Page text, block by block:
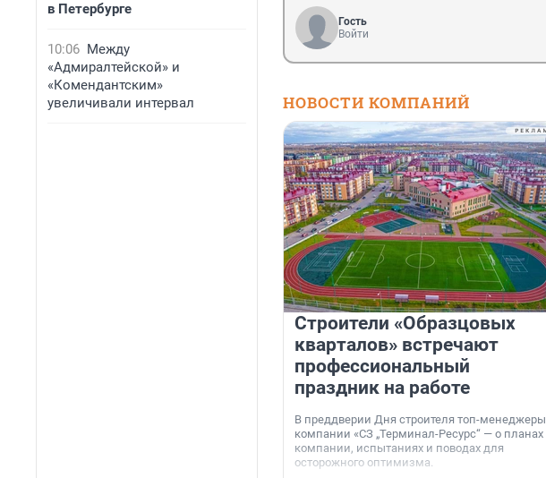
в Петербурге
10:06 Между
«Адмиралтейской» и
«Комендантским»
увеличивали интервал
Гость
Войти
НОВОСТИ КОМПАНИЙ
Строители «Образцовых
кварталов» встречают
профессиональный
праздник на работе
В преддверии Дня строителя топ-менеджеры
компании «СЗ „Терминал-Ресурс“ — о планах
компании, испытаниях и поводах для
осторожного оптимизма.